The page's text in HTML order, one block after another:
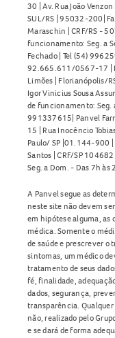
30 | Av. Rua João
SUL/RS | 95032-200|
Maraschin | CRF/RS -
funcionamento: Seg. a
Fechado | Tel (54)
92.665.611/0567-17 |
Limões | Florianópolis/
Igor Vinicius Sousa
de funcionamento: Seg.
991337615| Panvel
15 | Rua Inocêncio
Paulo/ SP |01.144-900 |
Santos | CRF/SP
Seg. a Dom. - Das 7h
A Panvel segue as
neste site não devem
em hipótese alguma, as
médica. Somente o
de saúde e prescrever o
sintomas, um médico
tratamento de seus
fé, finalidade,
dados, segurança,
transparência. Qualquer
não, realizado pelo
e se dará de forma